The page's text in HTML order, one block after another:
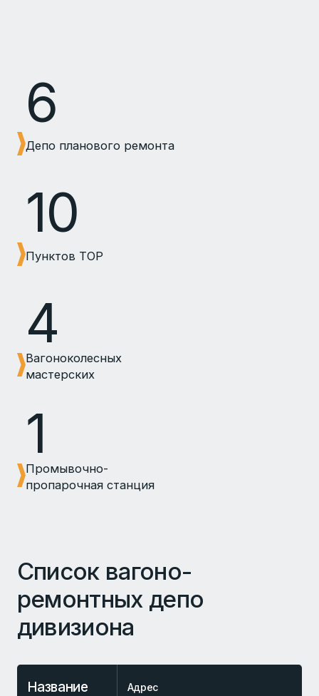
6
Депо планового ремонта
10
Пунктов ТОР
4
Вагоноколесных
мастерских
1
Промывочно-
пропарочная станция
Список вагоно-
ремонтных депо
дивизиона
Название Адрес